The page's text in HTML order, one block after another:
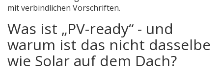
mit verbindlichen Vorschriften.
Was ist „PV-ready“ - und
warum ist das nicht dasselbe
wie Solar auf dem Dach?